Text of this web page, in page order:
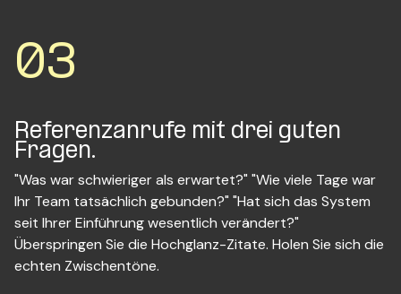
03
Referenzanrufe mit drei guten
Fragen.
"Was war schwieriger als erwartet?" "Wie viele Tage war
Ihr Team tatsächlich gebunden?" "Hat sich das System
seit Ihrer Einführung wesentlich verändert?"
Überspringen Sie die Hochglanz-Zitate. Holen Sie sich die
echten Zwischentöne.